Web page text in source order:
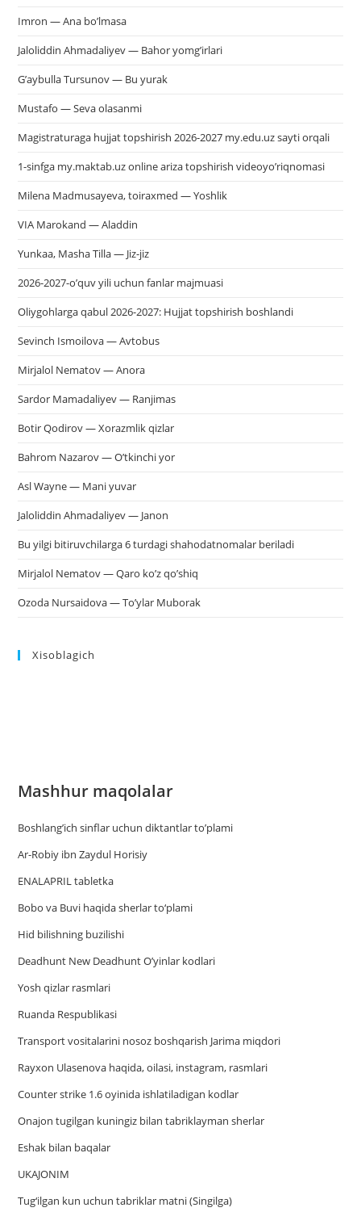
Imron — Ana bo’lmasa
Jaloliddin Ahmadaliyev — Bahor yomg’irlari
G’aybulla Tursunov — Bu yurak
Mustafo — Seva olasanmi
Magistraturaga hujjat topshirish 2026-2027 my.edu.uz sayti orqali
1-sinfga my.maktab.uz online ariza topshirish videoyo’riqnomasi
Milena Madmusayeva, toiraxmed — Yoshlik
VIA Marokand — Aladdin
Yunkaa, Masha Tilla — Jiz-jiz
2026-2027-o’quv yili uchun fanlar majmuasi
Oliygohlarga qabul 2026-2027: Hujjat topshirish boshlandi
Sevinch Ismoilova — Avtobus
Mirjalol Nematov — Anora
Sardor Mamadaliyev — Ranjimas
Botir Qodirov — Xorazmlik qizlar
Bahrom Nazarov — O’tkinchi yor
Asl Wayne — Mani yuvar
Jaloliddin Ahmadaliyev — Janon
Bu yilgi bitiruvchilarga 6 turdagi shahodatnomalar beriladi
Mirjalol Nematov — Qaro ko’z qo’shiq
Ozoda Nursaidova — To’ylar Muborak
Xisoblagich
Mashhur maqolalar
Boshlang’ich sinflar uchun diktantlar to’plami
Ar-Robiy ibn Zaydul Horisiy
ENALAPRIL tabletka
Bobo va Buvi haqida sherlar to‘plami
Hid bilishning buzilishi
Deadhunt New Deadhunt O’yinlar kodlari
Yosh qizlar rasmlari
Ruanda Respublikasi
Trаnsport vositаlаrini nosoz boshqаrish Jаrimа miqdori
Rayxon Ulasenova haqida, oilasi, instagram, rasmlari
Counter strike 1.6 oyinida ishlatiladigan kodlar
Onajon tugilgan kuningiz bilan tabriklayman sherlar
Eshak bilan baqalar
UKAJONIM
Tug‘ilgan kun uchun tabriklar matni (Singilga)